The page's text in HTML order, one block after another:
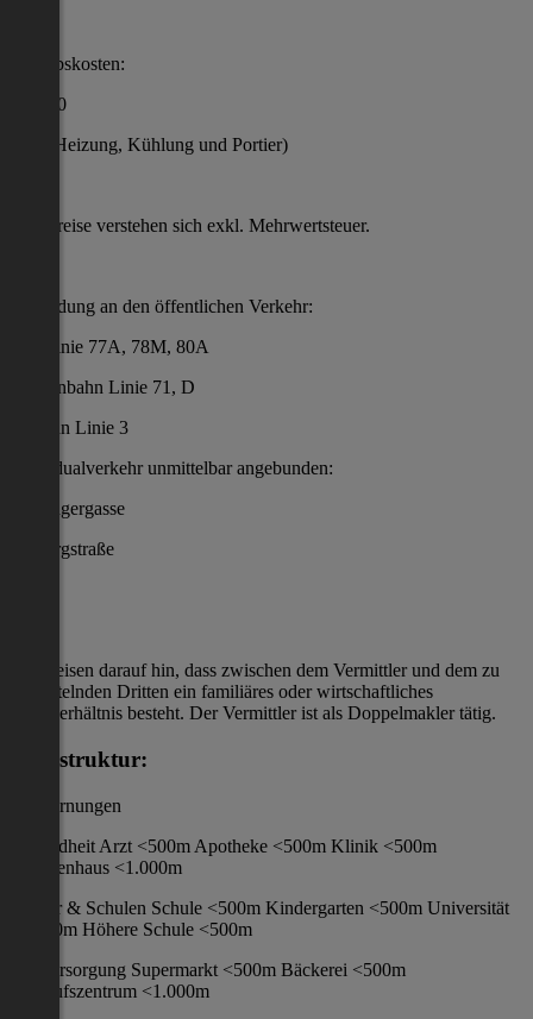
Betriebskosten:
€ 5,50
(inkl. Heizung, Kühlung und Portier)
Alle Preise verstehen sich exkl. Mehrwertsteuer.
Anbindung an den öffentlichen Verkehr:
Bus Linie 77A, 78M, 80A
Straßenbahn Linie 71, D
U-Bahn Linie 3
Individualverkehr unmittelbar angebunden:
Haidingergasse
Erdbergstraße
Wir weisen darauf hin, dass zwischen dem Vermittler und dem zu
vermittelnden Dritten ein familiäres oder wirtschaftliches
Naheverhältnis besteht. Der Vermittler ist als Doppelmakler tätig.
Infrastruktur:
/ Entfernungen
Gesundheit Arzt <500m Apotheke <500m Klinik <500m
Krankenhaus <1.000m
Kinder & Schulen Schule <500m Kindergarten <500m Universität
<1.000m Höhere Schule <500m
Nahversorgung Supermarkt <500m Bäckerei <500m
Einkaufszentrum <1.000m